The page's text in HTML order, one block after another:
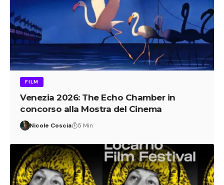
FILM
Venezia 2026: The Echo Chamber in
concorso alla Mostra del Cinema
Nicole Coscia 5 Min